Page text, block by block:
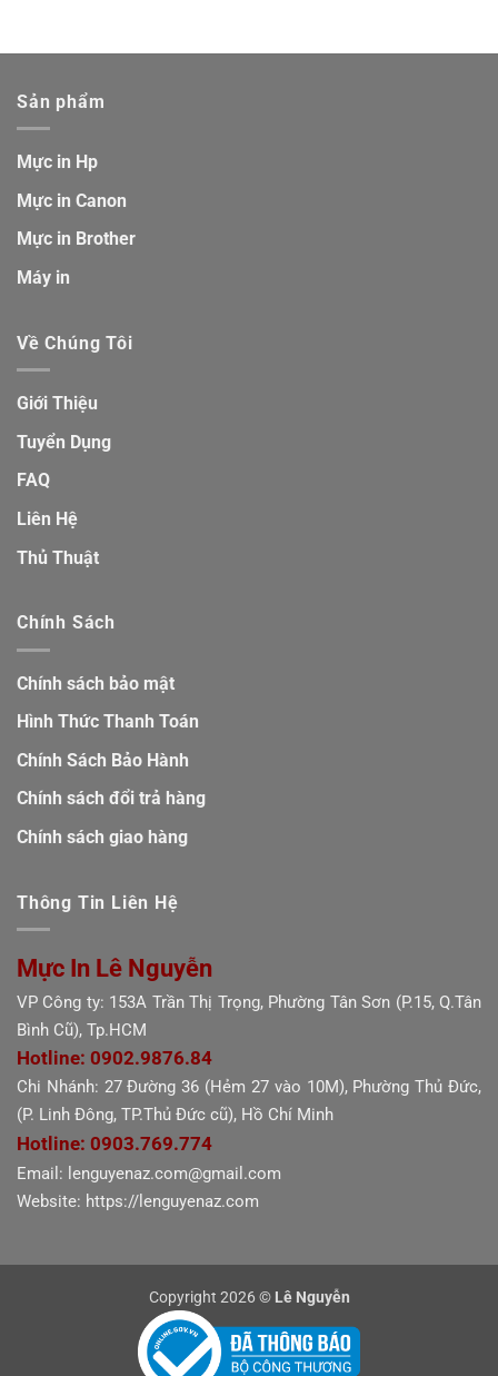
Sản phẩm
Mực in Hp
Mực in Canon
Mực in Brother
Máy in
Về Chúng Tôi
Giới Thiệu
Tuyển Dụng
FAQ
Liên Hệ
Thủ Thuật
Chính Sách
Chính sách bảo mật
Hình Thức Thanh Toán
Chính Sách Bảo Hành
Chính sách đổi trả hàng
Chính sách giao hàng
Thông Tin Liên Hệ
Mực In Lê Nguyễn
VP Công ty: 153A Trần Thị Trọng, Phường Tân Sơn (P.15, Q.Tân
Bình Cũ), Tp.HCM
Hotline: 0902.9876.84
Chi Nhánh: 27 Đường 36 (Hẻm 27 vào 10M), Phường Thủ Đức,
(P. Linh Đông, TP.Thủ Đức cũ), Hồ Chí Minh
Hotline: 0903.769.774
Email: lenguyenaz.com@gmail.com
Website: https://lenguyenaz.com
Copyright 2026 © Lê Nguyễn